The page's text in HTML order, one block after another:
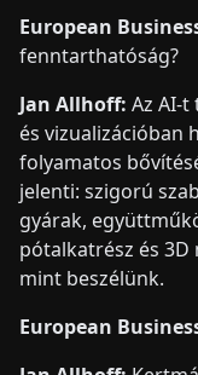
European
fenntarthatóság?
Jan Allhoff: Az AI-
és vizualizációban
folyamatos
jelenti: szigorú
gyárak,
pótalkatrész és
mint beszélünk.
European